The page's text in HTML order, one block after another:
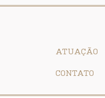
ATUAÇÃO
CONTATO